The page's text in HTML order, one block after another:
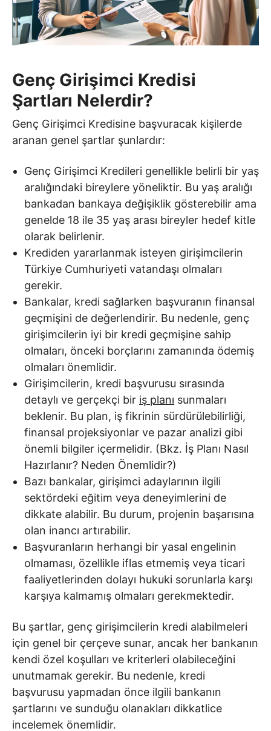
Genç Girişimci Kredisi
Şartları Nelerdir?
Genç Girişimci Kredisine başvuracak kişilerde
aranan genel şartlar şunlardır:
Genç Girişimci Kredileri genellikle belirli bir yaş
aralığındaki bireylere yöneliktir. Bu yaş aralığı
bankadan bankaya değişiklik gösterebilir ama
genelde 18 ile 35 yaş arası bireyler hedef kitle
olarak belirlenir.
Krediden yararlanmak isteyen girişimcilerin
Türkiye Cumhuriyeti vatandaşı olmaları
gerekir.
Bankalar, kredi sağlarken başvuranın finansal
geçmişini de değerlendirir. Bu nedenle, genç
girişimcilerin iyi bir kredi geçmişine sahip
olmaları, önceki borçlarını zamanında ödemiş
olmaları önemlidir.
Girişimcilerin, kredi başvurusu sırasında
detaylı ve gerçekçi bir iş planı sunmaları
beklenir. Bu plan, iş fikrinin sürdürülebilirliği,
finansal projeksiyonlar ve pazar analizi gibi
önemli bilgiler içermelidir. (Bkz. İş Planı Nasıl
Hazırlanır? Neden Önemlidir?)
Bazı bankalar, girişimci adaylarının ilgili
sektördeki eğitim veya deneyimlerini de
dikkate alabilir. Bu durum, projenin başarısına
olan inancı artırabilir.
Başvuranların herhangi bir yasal engelinin
olmaması, özellikle iflas etmemiş veya ticari
faaliyetlerinden dolayı hukuki sorunlarla karşı
karşıya kalmamış olmaları gerekmektedir.
Bu şartlar, genç girişimcilerin kredi alabilmeleri
için genel bir çerçeve sunar, ancak her bankanın
kendi özel koşulları ve kriterleri olabileceğini
unutmamak gerekir. Bu nedenle, kredi
başvurusu yapmadan önce ilgili bankanın
şartlarını ve sunduğu olanakları dikkatlice
incelemek önemlidir.